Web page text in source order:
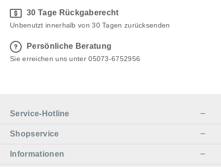
30 Tage Rückgaberecht
Unbenutzt innerhalb von 30 Tagen zurücksenden
Persönliche Beratung
Sie erreichen uns unter 05073-6752956
Service-Hotline
Shopservice
Informationen